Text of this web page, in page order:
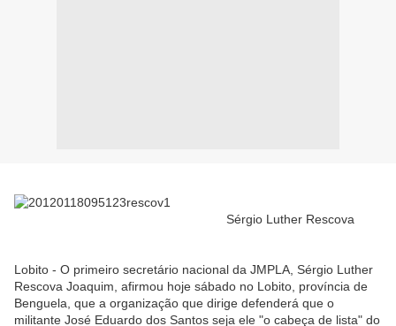
Sérgio Luther Rescova
Lobito - O primeiro secretário nacional da JMPLA, Sérgio Luther
Rescova Joaquim, afirmou hoje sábado no Lobito, província de
Benguela, que a organização que dirige defenderá que o
militante José Eduardo dos Santos seja ele "o cabeça de lista" do